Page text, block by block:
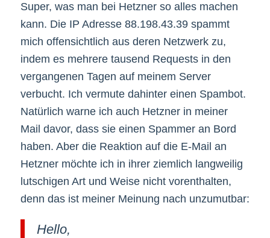
Super, was man bei Hetzner so alles machen
kann. Die IP Adresse 88.198.43.39 spammt
mich offensichtlich aus deren Netzwerk zu,
indem es mehrere tausend Requests in den
vergangenen Tagen auf meinem Server
verbucht. Ich vermute dahinter einen Spambot.
Natürlich warne ich auch Hetzner in meiner
Mail davor, dass sie einen Spammer an Bord
haben. Aber die Reaktion auf die E-Mail an
Hetzner möchte ich in ihrer ziemlich langweilig
lutschigen Art und Weise nicht vorenthalten,
denn das ist meiner Meinung nach unzumutbar:
Hello,